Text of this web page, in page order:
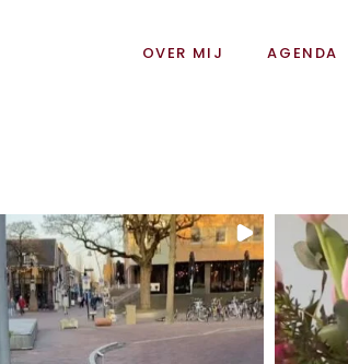
OVER MIJ AGENDA